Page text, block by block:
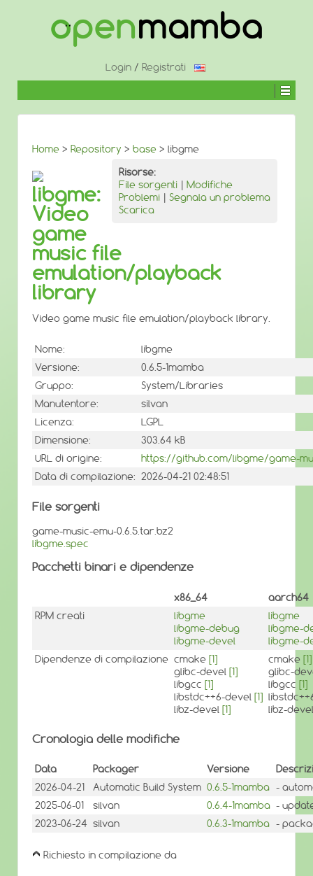
CONTENUTO
Login / Registrati
Home > Repository > base > libgme
Risorse:
File sorgenti | Modifiche
Problemi | Segnala un problema
Scarica
libgme:
Video
game
music file
emulation/playback
library
Video game music file emulation/playback library.
Nome:
libgme
Versione:
0.6.5-1mamba
Gruppo:
System/Libraries
Manutentore:
silvan
Licenza:
LGPL
Dimensione:
303.64 kB
URL di origine:
https://github.com/libgme/game-
Data di compilazione: 2026-04-21 02:48:51
File sorgenti
game-music-emu-0.6.5.tar.bz2
libgme.spec
Pacchetti binari e dipendenze
x86_64
aarch64
RPM creati
libgme
libgme-debug
libgme-devel
libgme
libgme-
libgme-
Dipendenze di compilazione cmake [1]
glibc-devel [1]
libgcc [1]
libstdc++6-devel [1]
libz-devel [1]
cmake [1]
glibc-
libgcc [1]
libz-
Cronologia delle modifiche
Data Packager Versione
2026-04-21
Automatic Build System 0.6.5-1mamba -
2025-06-01
silvan 0.6.4-1mamba -
2023-06-24 silvan 0.6.3-1mamba -
Richiesto in compilazione da